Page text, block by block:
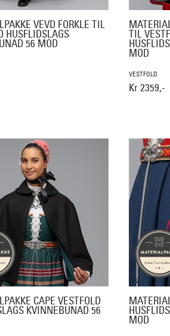
VEVD FORKLE TIL
HUSFLIDSLAGS
56 MOD
TIL
MOD
VESTFOLD
Kr 2359,-
CAPE VESTFOLD
KVINNEBUNAD 56
MOD